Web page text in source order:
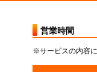
営業時間
※サービスの内容